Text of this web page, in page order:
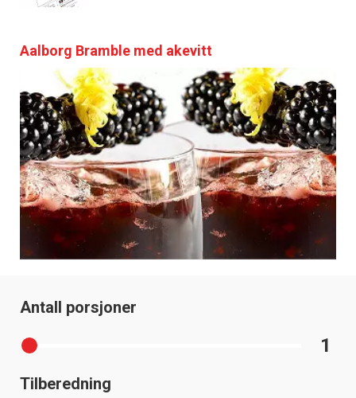
Aalborg Bramble med akevitt
Antall porsjoner
1
Tilberedning